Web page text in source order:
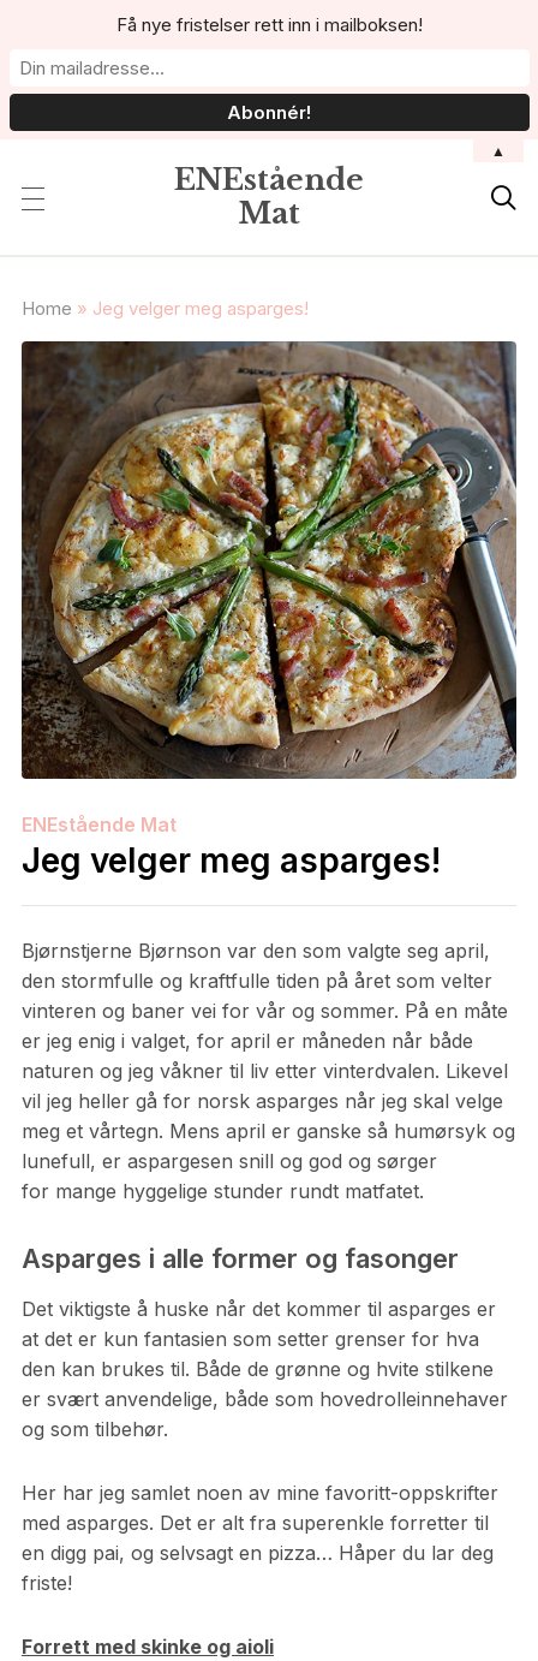
ENEstående
Mat

Home » Jeg velger meg asparges!
ENEstående Mat
Jeg velger meg asparges!
Bjørnstjerne Bjørnson var den som valgte seg april,
den stormfulle og kraftfulle tiden på året som velter
vinteren og baner vei for vår og sommer. På en måte
er jeg enig i valget, for april er måneden når både
naturen og jeg våkner til liv etter vinterdvalen. Likevel
vil jeg heller gå for norsk asparges når jeg skal velge
meg et vårtegn. Mens april er ganske så humørsyk og
lunefull, er aspargesen snill og god og sørger
for mange hyggelige stunder rundt matfatet.
Asparges i alle former og fasonger
Det viktigste å huske når det kommer til asparges er
at det er kun fantasien som setter grenser for hva
den kan brukes til. Både de grønne og hvite stilkene
er svært anvendelige, både som hovedrolleinnehaver
og som tilbehør.
Her har jeg samlet noen av mine favoritt-oppskrifter
med asparges. Det er alt fra superenkle forretter til
en digg pai, og selvsagt en pizza… Håper du lar deg
friste!
Forrett med skinke og aioli
Få nye fristelser rett inn i mailboksen!
▲